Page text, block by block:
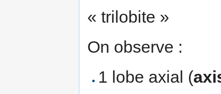
« trilobite »
On observe :
1 lobe axial (